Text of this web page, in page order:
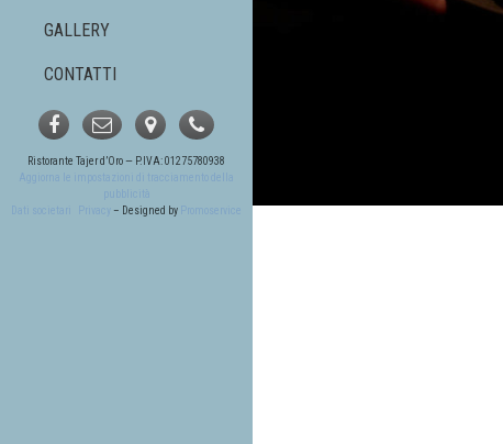
GALLERY
CONTATTI
Ristorante Tajer d’Oro — P.IVA: 01275780938
Aggiorna le impostazioni di tracciamento della
pubblicità
Dati societari
Privacy – Designed by Promoservice